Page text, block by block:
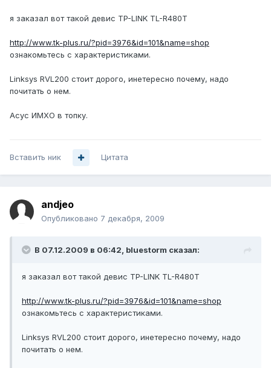
я заказал вот такой девис TP-LINK TL-R480T
http://www.tk-plus.ru/?pid=3976&id=101&name=shop
ознакомьтесь с характеристиками.
Linksys RVL200 стоит дорого, инетересно почему, надо
почитать о нем.
Асус ИМХО в топку.
Вставить ник Цитата
andjeo
Опубликовано 7 декабря, 2009
В 07.12.2009 в 06:42, bluestorm сказал:
я заказал вот такой девис TP-LINK TL-R480T
http://www.tk-plus.ru/?pid=3976&id=101&name=shop
ознакомьтесь с характеристиками.
Linksys RVL200 стоит дорого, инетересно почему, надо
почитать о нем.